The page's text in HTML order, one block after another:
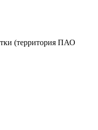
(территория ПАО